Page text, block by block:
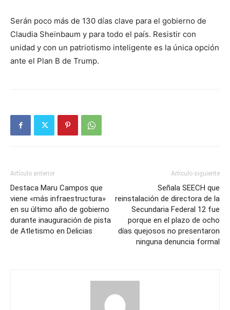
Serán poco más de 130 días clave para el gobierno de
Claudia Sheinbaum y para todo el país. Resistir con
unidad y con un patriotismo inteligente es la única opción
ante el Plan B de Trump.
Artículo anterior
Destaca Maru Campos que
viene «más infraestructura»
en su último año de gobierno
durante inauguración de pista
de Atletismo en Delicias
Artículo siguiente
Señala SEECH que
reinstalación de directora de la
Secundaria Federal 12 fue
porque en el plazo de ocho
días quejosos no presentaron
ninguna denuncia formal